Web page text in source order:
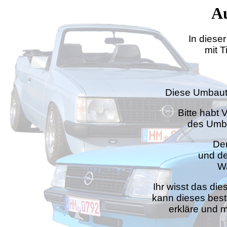
In
mit
Diese
Bitte habt
des
und
Ihr wisst das
kann dieses
erkläre und